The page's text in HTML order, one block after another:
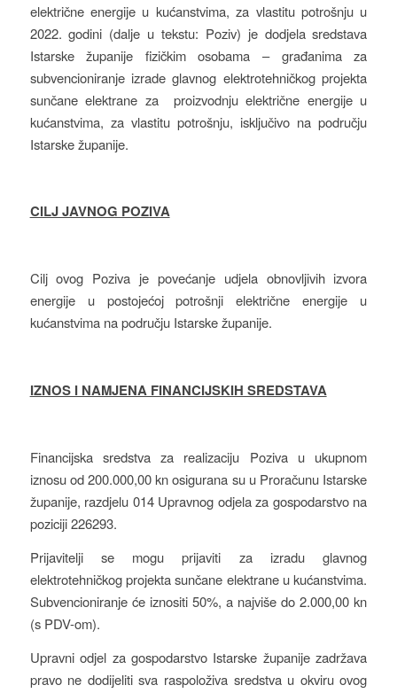
električne energije u kućanstvima, za vlastitu potrošnju u
2022. godini (dalje u tekstu: Poziv) je dodjela sredstava
Istarske županije fizičkim osobama – građanima za
subvencioniranje izrade glavnog elektrotehničkog projekta
sunčane elektrane za proizvodnju električne energije u
kućanstvima, za vlastitu potrošnju, isključivo na području
Istarske županije.
CILJ JAVNOG POZIVA
Cilj ovog Poziva je povećanje udjela obnovljivih izvora
energije u postojećoj potrošnji električne energije u
kućanstvima na području Istarske županije.
IZNOS I NAMJENA FINANCIJSKIH SREDSTAVA
Financijska sredstva za realizaciju Poziva u ukupnom
iznosu od 200.000,00 kn osigurana su u Proračunu Istarske
županije, razdjelu 014 Upravnog odjela za gospodarstvo na
poziciji 226293.
Prijavitelji se mogu prijaviti za izradu glavnog
elektrotehničkog projekta sunčane elektrane u kućanstvima.
Subvencioniranje će iznositi 50%, a najviše do 2.000,00 kn
(s PDV-om).
Upravni odjel za gospodarstvo Istarske županije zadržava
pravo ne dodijeliti sva raspoloživa sredstva u okviru ovog